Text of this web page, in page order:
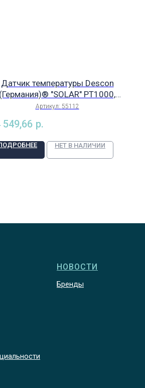
Датчик температуры Descon
(Германия)® "SOLAR" PT1000,
10м, черный для command
Артикул: 55112
549,66 р.
НЕТ В НАЛИЧИИ
НОВОСТИ
Бренды